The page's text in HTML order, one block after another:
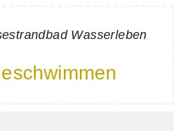
Wasserleben